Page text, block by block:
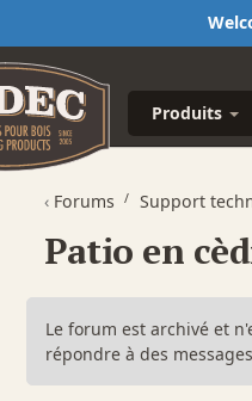
Produits
‹ Forums Support
Patio en
Le forum est archivé et
répondre à des